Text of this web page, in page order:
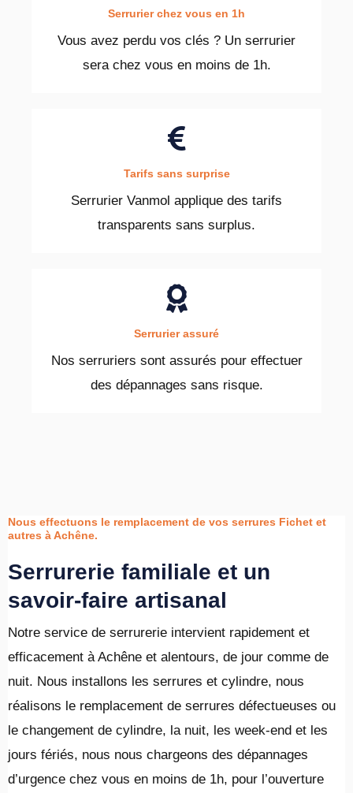
Serrurier chez vous en 1h
Vous avez perdu vos clés ? Un serrurier
sera chez vous en moins de 1h.
Tarifs sans surprise
Serrurier Vanmol applique des tarifs
transparents sans surplus.
Serrurier assuré
Nos serruriers sont assurés pour effectuer
des dépannages sans risque.
Nous effectuons le remplacement de vos serrures Fichet et
autres à Achêne.
Serrurerie familiale et un
savoir-faire artisanal
Notre service de serrurerie intervient rapidement et
efficacement à Achêne et alentours, de jour comme de
nuit. Nous installons les serrures et cylindre, nous
réalisons le remplacement de serrures défectueuses ou
le changement de cylindre, la nuit, les week-end et les
jours fériés, nous nous chargeons des dépannages
d’urgence chez vous en moins de 1h, pour l’ouverture